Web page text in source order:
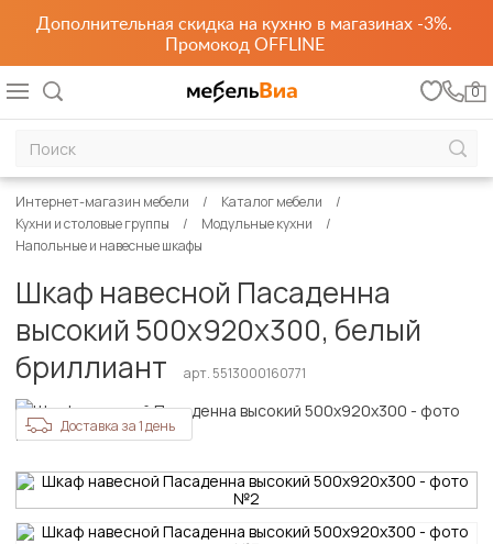
Дополнительная скидка на кухню в магазинах -3%.
Промокод OFFLINE
0
Интернет-магазин мебели
Каталог мебели
Кухни и столовые группы
Модульные кухни
Напольные и навесные шкафы
Шкаф навесной Пасаденна
высокий 500х920х300, белый
бриллиант
арт. 5513000160771
Доставка за 1 день